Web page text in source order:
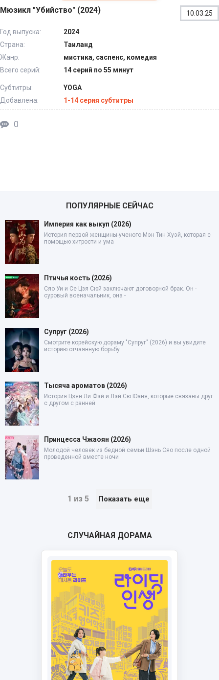
Мюзикл "Убийство" (2024) 10.03.25
Год выпуска:
2024
Страна:
Таиланд
Жанр:
мистика, саспенс, комедия
Всего серий:
14 серий по 55 минут
Субтитры:
YOGA
Добавлена:
1-14 серия субтитры
0
ПОПУЛЯРНЫЕ СЕЙЧАС
Империя как выкуп (2026)
История первой женщины-ученого Мэн Тин Хуэй, которая с
помощью хитрости и ума
Птичья кость (2026)
Сяо Уи и Се Цзя Сюй заключают договорной брак. Он -
суровый военачальник, она -
Супруг (2026)
Смотрите корейскую дораму "Супруг" (2026) и вы увидите
историю отчаянную борьбу
Тысяча ароматов (2026)
История Цзян Ли Фэй и Лэй Сю Юаня, которые связаны друг
с другом с ранней
Принцесса Чжаоян (2026)
Молодой человек из бедной семьи Шэнь Сяо после одной
проведенной вместе ночи
1 из 5 Показать еще
СЛУЧАЙНАЯ ДОРАМА